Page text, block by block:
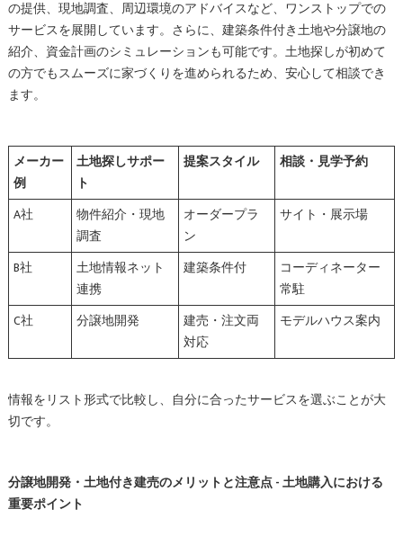
の提供、現地調査、周辺環境のアドバイスなど、ワンストップでの
サービスを展開しています。さらに、建築条件付き土地や分譲地の
紹介、資金計画のシミュレーションも可能です。土地探しが初めて
の方でもスムーズに家づくりを進められるため、安心して相談でき
ます。
メーカー
例
土地探しサポー
ト
提案スタイル 相談・見学予約
A社
物件紹介・現地
調査
オーダープラ
ン
サイト・展示場
B社
土地情報ネット
連携
建築条件付
コーディネーター
常駐
C社
分譲地開発
建売・注文両
対応
モデルハウス案内
情報をリスト形式で比較し、自分に合ったサービスを選ぶことが大
切です。
分譲地開発・土地付き建売のメリットと注意点 - 土地購入における
重要ポイント